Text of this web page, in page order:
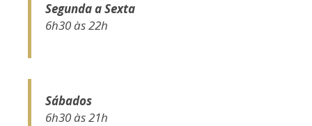
Segunda a Sexta
6h30 às 22h
Sábados
6h30 às 21h